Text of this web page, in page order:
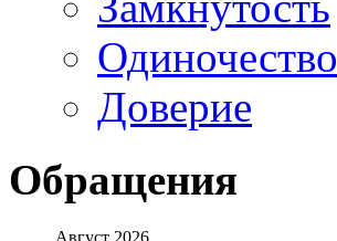
Одиночество
Доверие
Обращения